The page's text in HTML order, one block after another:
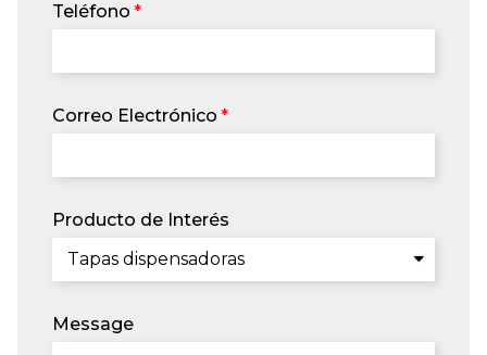
Teléfono
Correo Electrónico
Producto de Interés
Message